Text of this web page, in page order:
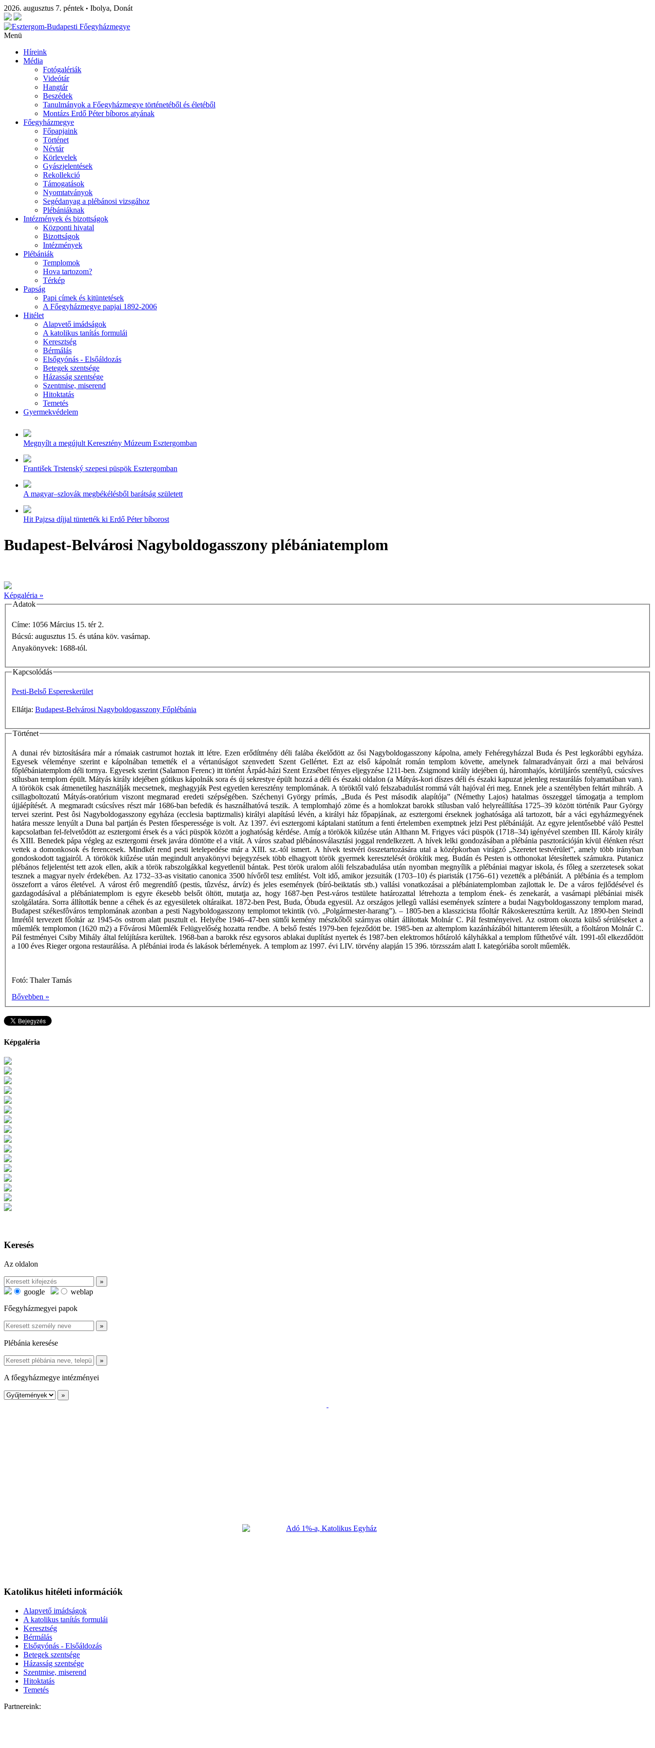
2026. augusztus 7. péntek • Ibolya, Donát
Menü
Híreink
Média
Fotógalériák
Videótár
Hangtár
Beszédek
Tanulmányok a Főegyházmegye történetéből és életéből
Montázs Erdő Péter bíboros atyának
Főegyházmegye
Főpapjaink
Történet
Névtár
Körlevelek
Gyászjelentések
Rekollekció
Támogatások
Nyomtatványok
Segédanyag a plébánosi vizsgához
Plébániáknak
Intézmények és bizottságok
Központi hivatal
Bizottságok
Intézmények
Plébániák
Templomok
Hova tartozom?
Térkép
Papság
Papi címek és kitüntetések
A Főegyházmegye papjai 1892-2006
Hitélet
Alapvető imádságok
A katolikus tanítás formulái
Keresztség
Bérmálás
Elsőgyónás - Elsőáldozás
Betegek szentsége
Házasság szentsége
Szentmise, miserend
Hitoktatás
Temetés
Gyermekvédelem
Megnyílt a megújult Keresztény Múzeum Esztergomban
František Trstenský szepesi püspök Esztergomban
A magyar–szlovák megbékélésből barátság született
Hit Pajzsa díjjal tüntették ki Erdő Péter bíborost
Budapest-Belvárosi Nagyboldogasszony plébániatemplom
Képgaléria »
Adatok
Címe: 1056 Március 15. tér 2.
Búcsú: augusztus 15. és utána köv. vasárnap.
Anyakönyvek: 1688-tól.
Kapcsolódás
Pesti-Belső Espereskerület
Ellátja: Budapest-Belvárosi Nagyboldogasszony Főplébánia
Történet
A dunai rév biztosítására már a rómaiak castrumot hoztak itt létre. Ezen erődítmény déli falába ékelődött az ősi Nagyboldogasszony kápolna, amely Fehéregyházzal Buda és Pest legkorábbi egyháza.
Egyesek véleménye szerint e kápolnában temették el a vértanúságot szenvedett Szent Gellértet. Ezt az első kápolnát román templom követte, amelynek falmaradványait őrzi a mai belvárosi
főplébániatemplom déli tornya. Egyesek szerint (Salamon Ferenc) itt történt Árpád-házi Szent Erzsébet fényes eljegyzése 1211-ben. Zsigmond király idejében új, háromhajós, körüljárós szentélyû, csúcsíves
stílusban templom épült. Mátyás király idejében gótikus kápolnák sora és új sekrestye épült hozzá a déli és északi oldalon (a Mátyás-kori díszes déli és északi kapuzat jelenleg restaurálás folyamatában van).
A törökök csak átmenetileg használják mecsetnek, meghagyják Pest egyetlen keresztény templomának. A töröktől való felszabadulást rommá vált hajóval éri meg. Ennek jele a szentélyben feltárt mihráb. A
csillagboltozatú Mátyás-oratórium viszont megmarad eredeti szépségében. Széchenyi György prímás, „Buda és Pest második alapítója” (Némethy Lajos) hatalmas összeggel támogatja a templom
újjáépítését. A megmaradt csúcsíves részt már 1686-ban befedik és használhatóvá teszik. A templomhajó zöme és a homlokzat barokk stílusban való helyreállítása 1725–39 között történik Paur György
tervei szerint. Pest ôsi Nagyboldogasszony egyháza (ecclesia baptizmalis) királyi alapítású lévén, a királyi ház főpapjának, az esztergomi érseknek joghatósága alá tartozott, bár a váci egyházmegyének
határa messze lenyúlt a Duna bal partján és Pesten főesperessége is volt. Az 1397. évi esztergomi káptalani statútum a fenti értelemben exemptnek jelzi Pest plébániáját. Az egyre jelentősebbé váló Pesttel
kapcsolatban fel-felvetôdött az esztergomi érsek és a váci püspök között a joghatóság kérdése. Amíg a törökök kiûzése után Althann M. Frigyes váci püspök (1718–34) igényével szemben III. Károly király
és XIII. Benedek pápa végleg az esztergomi érsek javára döntötte el a vitát. A város szabad plébánosválasztási joggal rendelkezett. A hívek lelki gondozásában a plébánia pasztorációján kívül élénken részt
vettek a domonkosok és ferencesek. Mindkét rend pesti letelepedése már a XIII. sz.-tól ismert. A hívek testvéri összetartozására utal a középkorban virágzó „Szeretet testvérület”, amely több irányban
gondoskodott tagjairól. A törökök kiűzése után megindult anyakönyvi bejegyzések több elhagyott török gyermek keresztelését örökítik meg. Budán és Pesten is otthonokat létesítettek számukra. Putanicz
plébános feljelentést tett azok ellen, akik a török rabszolgákkal kegyetlenül bántak. Pest török uralom alóli felszabadulása után nyomban megnyílik a plébániai magyar iskola, és főleg a szerzetesek sokat
tesznek a magyar nyelv érdekében. Az 1732–33-as visitatio canonica 3500 hívőről tesz említést. Volt idő, amikor jezsuiták (1703–10) és piaristák (1756–61) vezették a plébániát. A plébánia és a templom
összeforrt a város életével. A várost érô megrendítő (pestis, tûzvész, árvíz) és jeles események (bíró-beiktatás stb.) vallási vonatkozásai a plébániatemplomban zajlottak le. De a város fejlődésével és
gazdagodásával a plébániatemplom is egyre ékesebb belsőt öltött, mutatja az, hogy 1687-ben Pest-város testülete határozattal létrehozta a templom ének- és zenekarát, a vasárnapi plébániai misék
szolgálatára. Sorra állították benne a céhek és az egyesületek oltáraikat. 1872-ben Pest, Buda, Óbuda egyesül. Az országos jellegû vallási események színtere a budai Nagyboldogasszony templom marad,
Budapest székesfôváros templomának azonban a pesti Nagyboldogasszony templomot tekintik (vö. „Polgármester-harang”). – 1805-ben a klasszicista főoltár Rákoskeresztúrra került. Az 1890-ben Steindl
Imrétôl tervezett főoltár az 1945-ös ostrom alatt pusztult el. Helyébe 1946–47-ben süttői kemény mészkőből szárnyas oltárt állítottak Molnár C. Pál festményeivel. Az ostrom okozta külső sérüléseket a
mûemlék templomon (1620 m2) a Fővárosi Mûemlék Felügyelőség hozatta rendbe. A belső festés 1979-ben fejeződött be. 1985-ben az altemplom kazánházából hittanterem létesült, a fôoltáron Molnár C.
Pál festményei Csiby Mihály által felújításra kerültek. 1968-ban a barokk rész egysoros ablakai duplítást nyertek és 1987-ben elektromos hőtároló kályhákkal a templom fűthetővé vált. 1991-től elkezdődött
a 100 éves Rieger orgona restaurálása. A plébániai iroda és lakások bérlemények. A templom az 1997. évi LIV. törvény alapján 15 396. törzsszám alatt I. kategóriába sorolt műemlék.
Fotó: Thaler Tamás
Bővebben »
Képgaléria
Keresés
Az oldalon
google
weblap
Főegyházmegyei papok
Plébánia keresése
A főegyházmegye intézményei
Katolikus hitéleti információk
Alapvető imádságok
A katolikus tanítás formulái
Keresztség
Bérmálás
Elsőgyónás - Elsőáldozás
Betegek szentsége
Házasság szentsége
Szentmise, miserend
Hitoktatás
Temetés
Partnereink: